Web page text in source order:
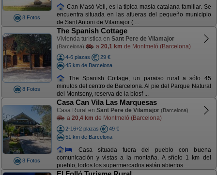
8 Fotos
Can Masó Vell, es la típica masía catalana familiar. Se
encuentra situada en las afueras del pequeño municipio
de Sant Antoni de Vilamajor ( ...
8 Fotos
The Spanish Cottage
Vivienda turística en Sant Pere de Vilamajor
(Barcelona) a 20,1 km de Montmeló (Barcelona)
4-6 plazas
29 €
45 km de Barcelona
The Spanish Cottage, un paraiso rural a sólo 45
minutos del centro de Barcelona. Al pie del Parque Natural
del Montseny, reserva de la biosf ...
8 Fotos
Casa Can Vila Las Marquesas
Casa Rural en Sant Pere de Vilamajor (Barcelona)
a 20,4 km de Montmeló (Barcelona)
2-16+2 plazas
49 €
51 km de Barcelona
Casa situada fuera del pueblo con buena
comunicación y vistas a la montaña. A sñolo 1 km del
pueblo, todos los supermercados están abiertos ...